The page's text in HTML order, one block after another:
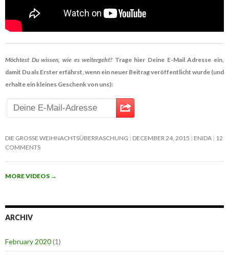
Möchtest Du wissen, wie es weitergeht? Trage hier Deine E-Mail Adresse ein,
damit Du als Erster erfährst, wenn ein neuer Beitrag veröffentlicht wurde (und
erhalte ein kleines Geschenk von uns):
DIE GROSSE WEIHNACHTSÜBERRASCHUNG DECEMBER 24, 2015 ENIDA
12
COMMENTS
MORE VIDEOS →
ARCHIV
February 2020(1)